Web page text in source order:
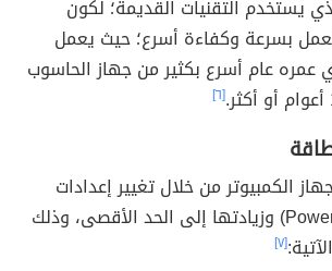
يستخدم التقنيات القديمة؛ لكون
تعمل بسرعة وكفاءة أسرع؛ حيث يعمل
عمره عام أسرع بكثير من جهاز الحاسوب
[٦]
الكمبيوتر من خلال تغيير إعدادات
(Power Settings) وزيادتها إلى الحد الأقصى، وذلك
[٧]